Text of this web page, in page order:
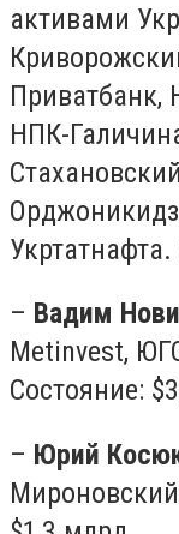
активами
Приватбанк,
НПК-
– Вадим
Metinvest,
Состояние:
– Юрий